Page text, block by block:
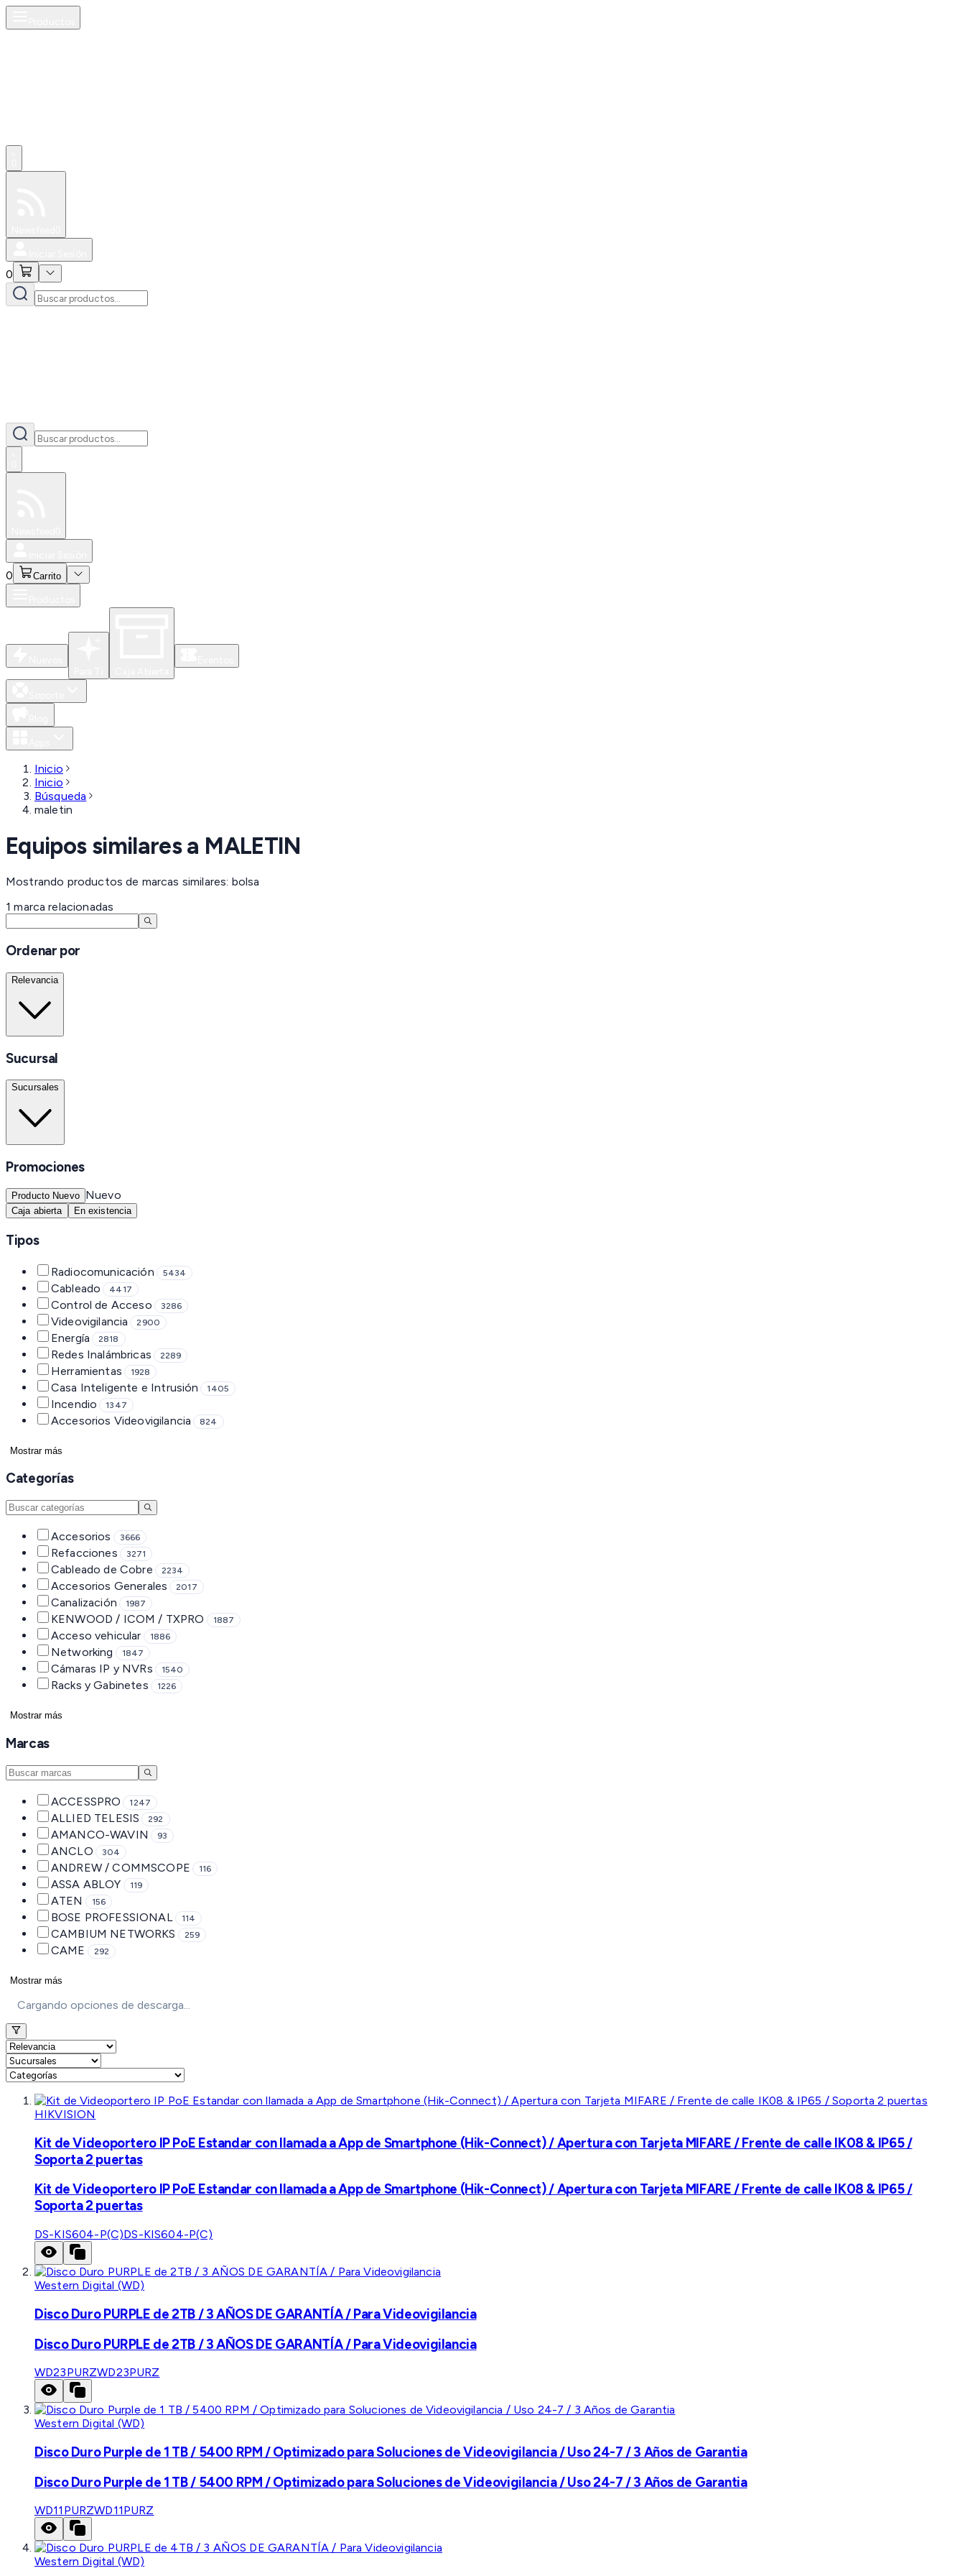
0
0 Carrito
Inicio
Inicio
Búsqueda
maletin
Equipos similares a MALETIN
Mostrando productos de marcas similares: bolsa
1 marca relacionadas
Ordenar por
Relevancia
Sucursal
Sucursales
Promociones
Producto Nuevo Nuevo
Caja abierta En existencia
Tipos
Radiocomunicación 5434
Cableado 4417
Control de Acceso 3286
Videovigilancia 2900
Energía 2818
Redes Inalámbricas 2289
Herramientas 1928
Casa Inteligente e Intrusión 1405
Incendio 1347
Accesorios Videovigilancia 824
Mostrar más
Categorías
Accesorios 3666
Refacciones 3271
Cableado de Cobre 2234
Accesorios Generales 2017
Canalización 1987
KENWOOD / ICOM / TXPRO 1887
Acceso vehicular 1886
Networking 1847
Cámaras IP y NVRs 1540
Racks y Gabinetes 1226
Mostrar más
Marcas
ACCESSPRO 1247
ALLIED TELESIS 292
AMANCO-WAVIN 93
ANCLO 304
ANDREW / COMMSCOPE 116
ASSA ABLOY 119
ATEN 156
BOSE PROFESSIONAL 114
CAMBIUM NETWORKS 259
CAME 292
Mostrar más
Cargando opciones de descarga...
HIKVISION
Kit de Videoportero IP PoE Estandar con llamada a App de Smartphone (Hik-Connect) / Apertura con Tarjeta MIFARE / Frente de calle IK08 & IP65 /
Soporta 2 puertas
Kit de Videoportero IP PoE Estandar con llamada a App de Smartphone (Hik-Connect) / Apertura con Tarjeta MIFARE / Frente de calle IK08 & IP65 /
Soporta 2 puertas
DS-KIS604-P(C)DS-KIS604-P(C)
Western Digital (WD)
Disco Duro PURPLE de 2TB / 3 AÑOS DE GARANTÍA / Para Videovigilancia
Disco Duro PURPLE de 2TB / 3 AÑOS DE GARANTÍA / Para Videovigilancia
WD23PURZWD23PURZ
Western Digital (WD)
Disco Duro Purple de 1 TB / 5400 RPM / Optimizado para Soluciones de Videovigilancia / Uso 24-7 / 3 Años de Garantia
Disco Duro Purple de 1 TB / 5400 RPM / Optimizado para Soluciones de Videovigilancia / Uso 24-7 / 3 Años de Garantia
WD11PURZWD11PURZ
Western Digital (WD)